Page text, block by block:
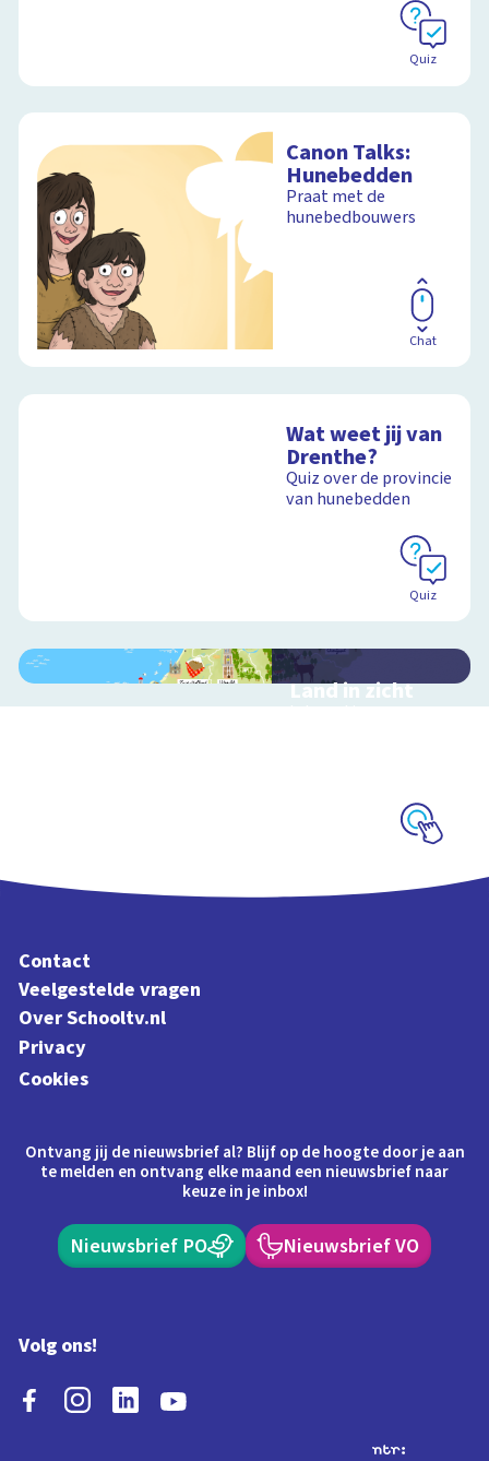
Quiz
Canon Talks:
Hunebedden
Praat met de
hunebedbouwers
Chat
Wat weet jij van
Drenthe?
Quiz over de provincie
van hunebedden
Quiz
Land in zicht
Interactieve
Contact
Veelgestelde vragen
Over Schooltv.nl
Privacy
Cookies
Ontvang jij de nieuwsbrief al? Blijf op de hoogte door je aan
te melden en ontvang elke maand een nieuwsbrief naar
keuze in je inbox!
Nieuwsbrief PO Nieuwsbrief VO
Volg ons!